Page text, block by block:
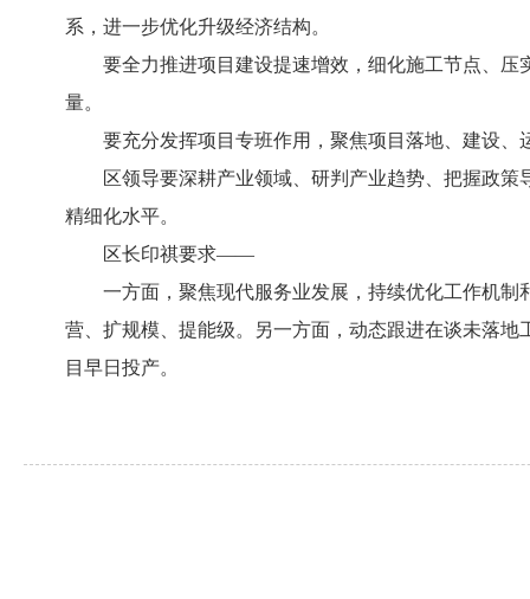
系，进一步优化升级经济结构。
要全力推进项目建设提速增效，细化施工节点、
量。
要充分发挥项目专班作用，聚焦项目落地、建设
区领导要深耕产业领域、研判产业趋势、把握政
精细化水平。
区长印祺要求——
一方面，聚焦现代服务业发展，持续优化工作机
营、扩规模、提能级。另一方面，动态跟进在谈未落
目早日投产。